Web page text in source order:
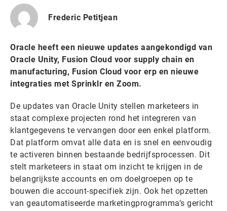
Frederic Petitjean
Oracle heeft een nieuwe updates aangekondigd van
Oracle Unity, Fusion Cloud voor supply chain en
manufacturing, Fusion Cloud voor erp en nieuwe
integraties met Sprinklr en Zoom.
De updates van Oracle Unity stellen marketeers in
staat complexe projecten rond het integreren van
klantgegevens te vervangen door een enkel platform.
Dat platform omvat alle data en is snel en eenvoudig
te activeren binnen bestaande bedrijfsprocessen. Dit
stelt marketeers in staat om inzicht te krijgen in de
belangrijkste accounts en om doelgroepen op te
bouwen die account-specifiek zijn. Ook het opzetten
van geautomatiseerde marketingprogramma’s gericht